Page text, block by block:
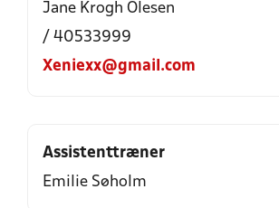
Jane Krogh Olesen
/ 40533999
Xeniexx@gmail.com
Assistenttræner
Emilie Søholm